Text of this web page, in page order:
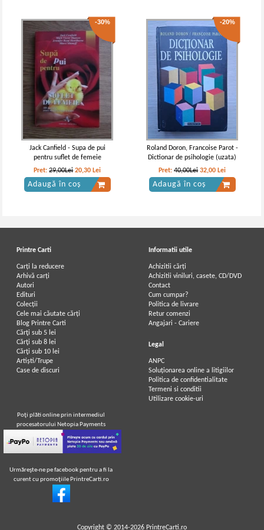
-30%
Jack Canfield - Supa de pui
pentru suflet de femeie
Pret:29,00Lei 20,30 Lei
Adaugă în coș
-20%
Roland Doron, Francoise Parot -
Dictionar de psihologie (uzata)
Pret:40,00Lei 32,00 Lei
Adaugă în coș
Printre Carti
Carți la reducere
Arhivă carți
Autori
Edituri
Colecții
Cele mai căutate cărți
Blog Printre Carti
Cărţi sub 5 lei
Cărţi sub 8 lei
Cărţi sub 10 lei
Artiști/Trupe
Case de discuri
Informatii utile
Achizitii cărți
Achizitii viniluri, casete, CD/DVD
Contact
Cum cumpar?
Politica de livrare
Retur comenzi
Angajari - Cariere
Legal
ANPC
Soluționarea online a litigiilor
Politica de confidentialitate
Termeni si conditii
Utilizare cookie-uri
Poţi plăti online prin intermediul
procesatorului Netopia Payments
Urmăreşte-ne pe facebook pentru a fi la
curent cu promoţiile PrintreCarti.ro
Copyright © 2014-2026 PrintreCarti.ro